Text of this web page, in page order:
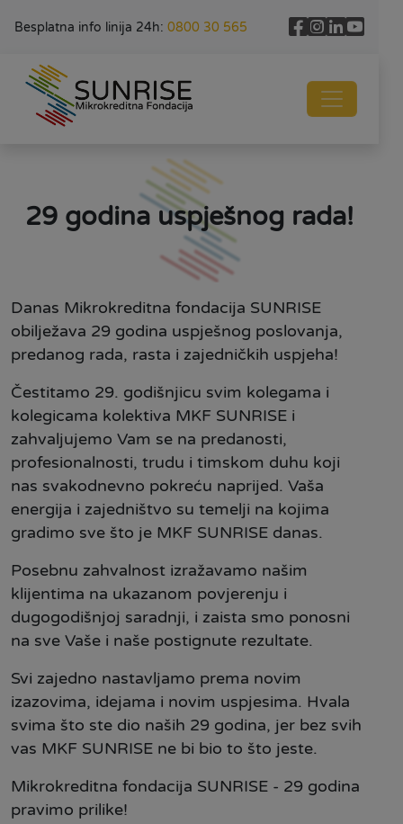
Besplatna info linija 24h: 0800 30 565
29 godina uspješnog rada!
Danas Mikrokreditna fondacija SUNRISE
obilježava 29 godina uspješnog poslovanja,
predanog rada, rasta i zajedničkih uspjeha!
Čestitamo 29. godišnjicu svim kolegama i
kolegicama kolektiva MKF SUNRISE i
zahvaljujemo Vam se na predanosti,
profesionalnosti, trudu i timskom duhu koji
nas svakodnevno pokreću naprijed. Vaša
energija i zajedništvo su temelji na kojima
gradimo sve što je MKF SUNRISE danas.
Posebnu zahvalnost izražavamo našim
klijentima na ukazanom povjerenju i
dugogodišnjoj saradnji, i zaista smo ponosni
na sve Vaše i naše postignute rezultate.
Svi zajedno nastavljamo prema novim
izazovima, idejama i novim uspjesima. Hvala
svima što ste dio naših 29 godina, jer bez svih
vas MKF SUNRISE ne bi bio to što jeste.
Mikrokreditna fondacija SUNRISE - 2️9 godina
pravimo prilike!